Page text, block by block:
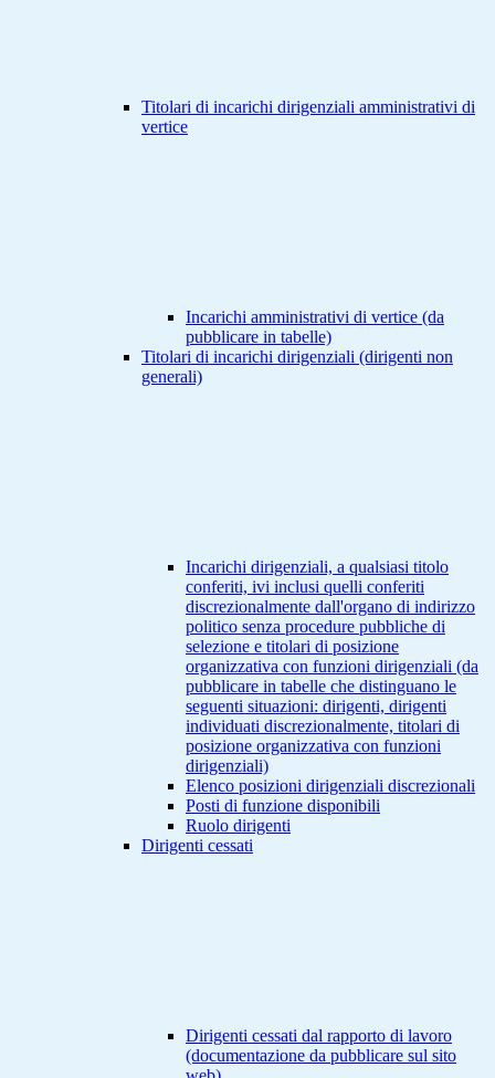
Titolari di incarichi dirigenziali amministrativi di
vertice
Incarichi amministrativi di vertice (da
pubblicare in tabelle)
Titolari di incarichi dirigenziali (dirigenti non
generali)
Incarichi dirigenziali, a qualsiasi titolo
conferiti, ivi inclusi quelli conferiti
discrezionalmente dall'organo di indirizzo
politico senza procedure pubbliche di
selezione e titolari di posizione
organizzativa con funzioni dirigenziali (da
pubblicare in tabelle che distinguano le
seguenti situazioni: dirigenti, dirigenti
individuati discrezionalmente, titolari di
posizione organizzativa con funzioni
dirigenziali)
Elenco posizioni dirigenziali discrezionali
Posti di funzione disponibili
Ruolo dirigenti
Dirigenti cessati
Dirigenti cessati dal rapporto di lavoro
(documentazione da pubblicare sul sito